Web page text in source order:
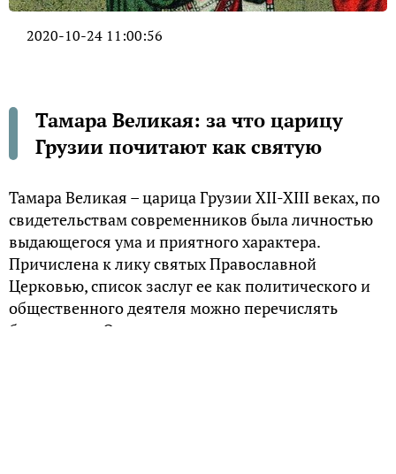
2020-10-24 11:00:56
Тамара Великая: за что царицу
Грузии почитают как святую
Тамара Великая – царица Грузии XII-XIII веках, по
свидетельствам современников была личностью
выдающегося ума и приятного характера.
Причислена к лику святых Православной
Церковью, список заслуг еe как политического и
общественного деятеля можно перечислять
бесконечно. Отдельное место в ее правлении